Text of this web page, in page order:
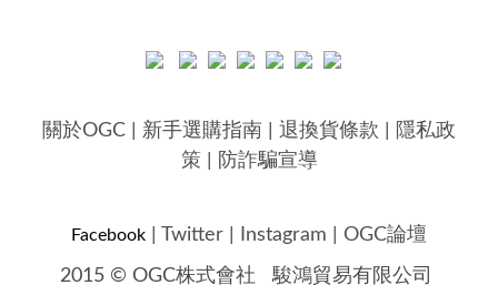
關於OGC 新手選購指南 退換貨條款
隱私政
策
防詐騙宣導
Facebook Twitter Instagram OGC論壇
2015 © OGC株式會社駿鴻貿易有限公司